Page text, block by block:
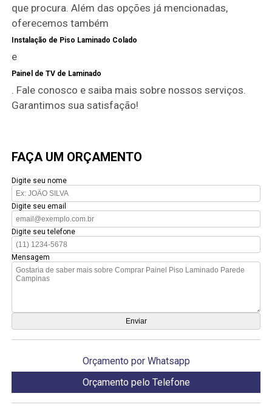
que procura. Além das opções já mencionadas,
oferecemos também
Instalação de Piso Laminado Colado
e
Painel de TV de Laminado
. Fale conosco e saiba mais sobre nossos serviços.
Garantimos sua satisfação!
FAÇA UM ORÇAMENTO
Digite seu nome
Digite seu email
Digite seu telefone
Mensagem
Orçamento por Whatsapp
Orçamento pelo Telefone